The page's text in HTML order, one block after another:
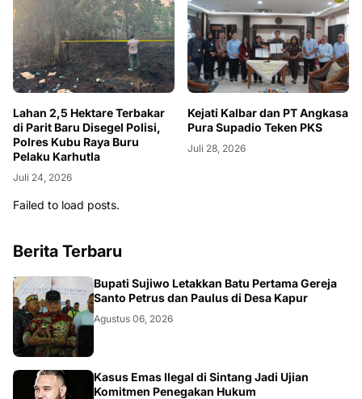
Lahan 2,5 Hektare Terbakar
di Parit Baru Disegel Polisi,
Polres Kubu Raya Buru
Pelaku Karhutla
Juli 24, 2026
Kejati Kalbar dan PT Angkasa
Pura Supadio Teken PKS
Juli 28, 2026
Failed to load posts.
Berita Terbaru
DAERAH
Bupati Sujiwo Letakkan Batu Pertama Gereja
Santo Petrus dan Paulus di Desa Kapur
Agustus 06, 2026
Kasus Emas Ilegal di Sintang Jadi Ujian
Komitmen Penegakan Hukum